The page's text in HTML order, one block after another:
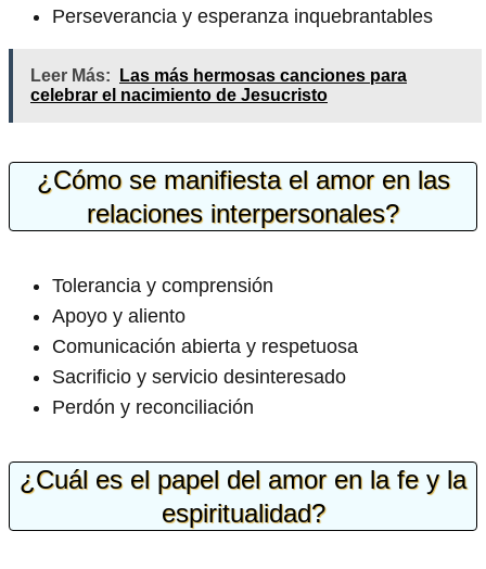
Perseverancia y esperanza inquebrantables
Leer Más:
Las más hermosas canciones para
celebrar el nacimiento de Jesucristo
¿Cómo se manifiesta el amor en las
relaciones interpersonales?
Tolerancia y comprensión
Apoyo y aliento
Comunicación abierta y respetuosa
Sacrificio y servicio desinteresado
Perdón y reconciliación
¿Cuál es el papel del amor en la fe y la
espiritualidad?